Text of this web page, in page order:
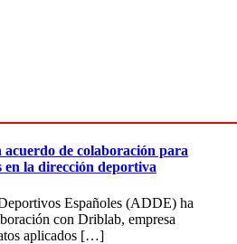
de colaboración para
en la dirección deportiva
Españoles (ADDE) ha
con Driblab, empresa
aplicados […]